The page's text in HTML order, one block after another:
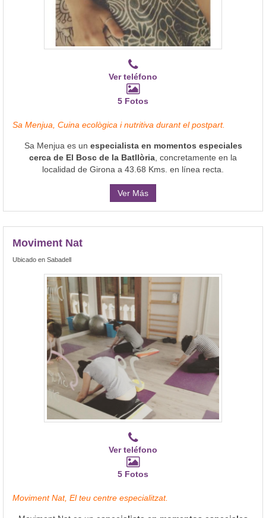
Ver teléfono
5 Fotos
Sa Menjua, Cuina ecològica i nutritiva durant el postpart.
Sa Menjua es un especialista en momentos especiales
cerca de El Bosc de la Batllòria , concretamente en la
localidad de Girona a 43.68 Kms. en línea recta.
Ver Más
Moviment Nat
Ubicado en Sabadell
Ver teléfono
5 Fotos
Moviment Nat, El teu centre especialitzat.